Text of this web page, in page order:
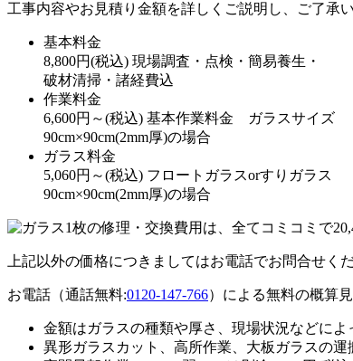
工事内容やお見積り金額を詳しくご説明し、ご了承
基本料金
8,800円(税込) 現場調査・点検・簡易養生・
破材清掃・諸経費込
作業料金
6,600円～(税込) 基本作業料金 ガラスサイズ
90cm×90cm(2mm厚)の場合
ガラス料金
5,060円～(税込) フロートガラスorすりガラス
90cm×90cm(2mm厚)の場合
上記以外の価格につきましてはお電話でお問合せくだ
お電話（通話無料:0120-147-766）による無料の概算
金額はガラスの種類や厚さ、現場状況などによ
異形ガラスカット、高所作業、大板ガラスの